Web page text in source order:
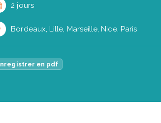
2 jours
Bordeaux, Lille, Marseille, Nice, Paris
en pdf